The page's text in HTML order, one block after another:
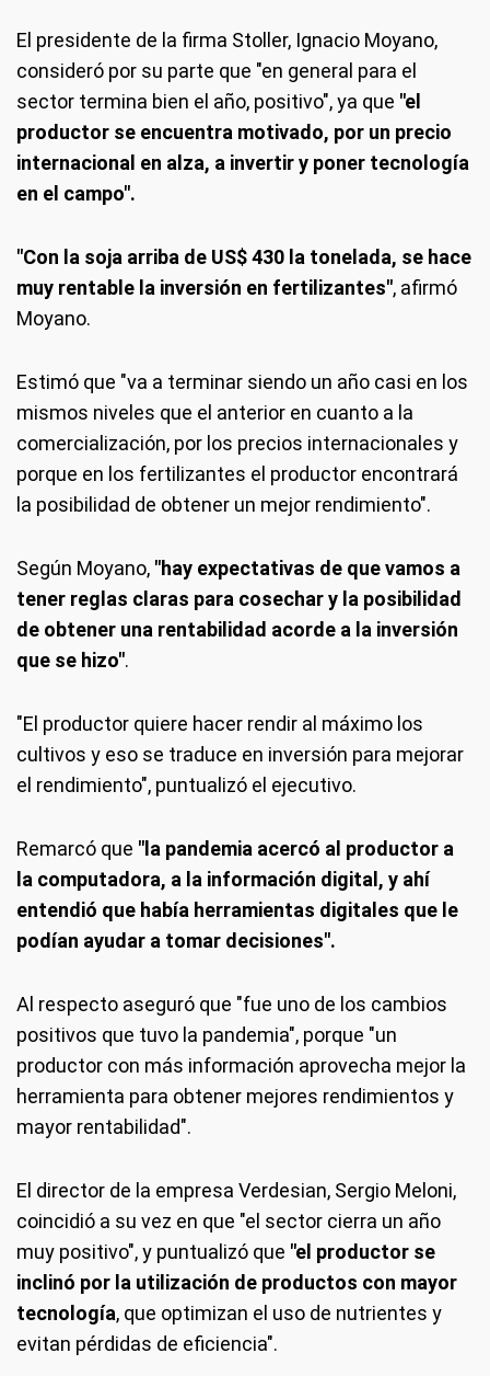
El presidente de la firma Stoller, Ignacio Moyano,
consideró por su parte que "en general para el
sector termina bien el año, positivo", ya que "el
productor se encuentra motivado, por un precio
internacional en alza, a invertir y poner tecnología
en el campo".
"Con la soja arriba de US$ 430 la tonelada, se hace
muy rentable la inversión en fertilizantes", afirmó
Moyano.
Estimó que "va a terminar siendo un año casi en los
mismos niveles que el anterior en cuanto a la
comercialización, por los precios internacionales y
porque en los fertilizantes el productor encontrará
la posibilidad de obtener un mejor rendimiento".
Según Moyano, "hay expectativas de que vamos a
tener reglas claras para cosechar y la posibilidad
de obtener una rentabilidad acorde a la inversión
que se hizo".
"El productor quiere hacer rendir al máximo los
cultivos y eso se traduce en inversión para mejorar
el rendimiento", puntualizó el ejecutivo.
Remarcó que "la pandemia acercó al productor a
la computadora, a la información digital, y ahí
entendió que había herramientas digitales que le
podían ayudar a tomar decisiones".
Al respecto aseguró que "fue uno de los cambios
positivos que tuvo la pandemia", porque "un
productor con más información aprovecha mejor la
herramienta para obtener mejores rendimientos y
mayor rentabilidad".
El director de la empresa Verdesian, Sergio Meloni,
coincidió a su vez en que "el sector cierra un año
muy positivo", y puntualizó que "el productor se
inclinó por la utilización de productos con mayor
tecnología, que optimizan el uso de nutrientes y
evitan pérdidas de eficiencia".